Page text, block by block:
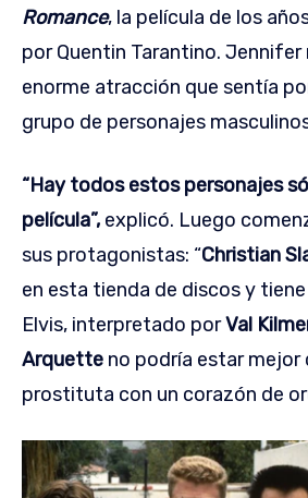
Romance, la película de los
por Quentin Tarantino.
enorme atracción que sentía
grupo de personajes
“Hay todos estos personajes
película”, explicó. Luego
sus protagonistas: “Christian
en esta tienda de discos y
Elvis, interpretado porVal
Arquette no podría estar mejor
prostituta con un corazón de